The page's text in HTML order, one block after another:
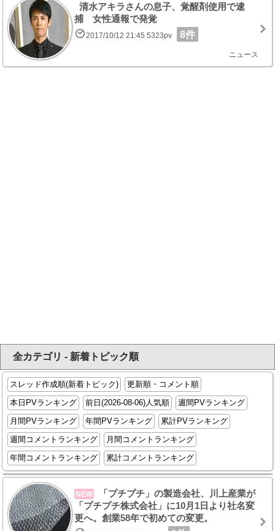
清水アキラさんの息子、覚醒剤使用で逮
捕 女性通報で発覚
2017/10/12 21:45 5323pv 8件
ニュース
全カテゴリ - 新着トピック順
スレッド作成順(新着トピック)
更新順・コメント順
本日PVランキング
前日(2026-08-06)人気順
週間PVランキング
月間PVランキング
年間PVランキング
累計PVランキング
週間コメントランキング
月間コメントランキング
年間コメントランキング
累計コメントランキング
NEW
「プチプチ」の製造会社、川上産業が
「プチプチ株式会社」に10月1日より社名変
更へ。創業58年で初めての変更。